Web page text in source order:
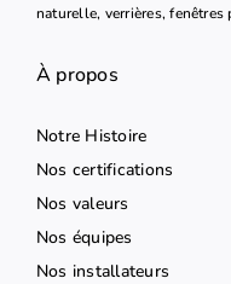
naturelle, verrières,
À propos
Notre Histoire
Nos certifications
Nos valeurs
Nos équipes
Nos installateurs